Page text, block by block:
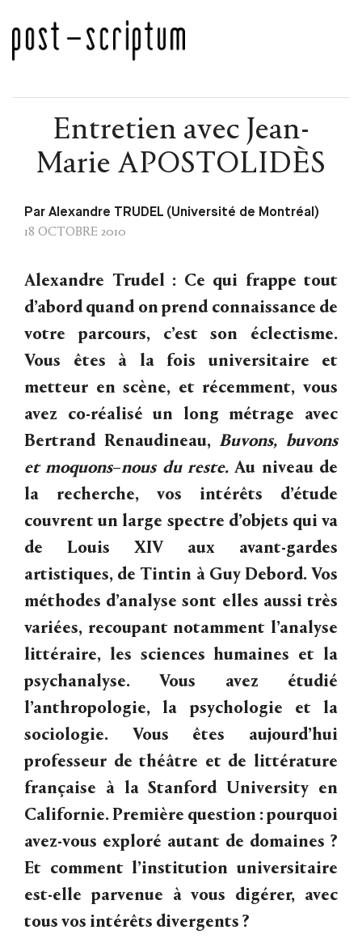
Entretien avec Jean-
Marie APOSTOLIDÈS
Par Alexandre TRUDEL (Université de Montréal)
18 OCTOBRE 2010
Alexandre Trudel : Ce qui frappe tout
d’abord quand on prend connaissance de
votre parcours, c’est son éclectisme.
Vous êtes à la fois universitaire et
metteur en scène, et récemment, vous
avez co-réalisé un long métrage avec
Bertrand Renaudineau, Buvons, buvons
et moquons–nous du reste. Au niveau de
la recherche, vos intérêts d’étude
couvrent un large spectre d’objets qui va
de Louis XIV aux avant-gardes
artistiques, de Tintin à Guy Debord. Vos
méthodes d’analyse sont elles aussi très
variées, recoupant notamment l’analyse
littéraire, les sciences humaines et la
psychanalyse. Vous avez étudié
l’anthropologie, la psychologie et la
sociologie. Vous êtes aujourd’hui
professeur de théâtre et de littérature
française à la Stanford University en
Californie. Première question : pourquoi
avez-vous exploré autant de domaines ?
Et comment l’institution universitaire
est-elle parvenue à vous digérer, avec
tous vos intérêts divergents ?